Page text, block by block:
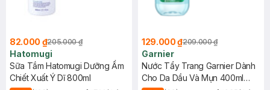
82.000 ₫205.000 ₫
Hatomugi
Sữa Tắm Hatomugi Dưỡng Ẩm
Chiết Xuất Ý Dĩ 800ml
129.000 ₫209.000 ₫
Garnier
Nước Tẩy Trang Garnier Dành
Cho Da Dầu Và Mụn 400ml